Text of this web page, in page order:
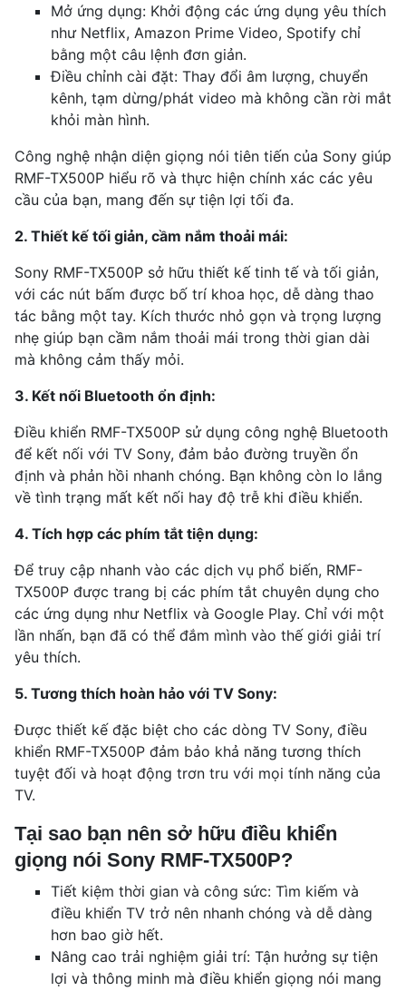
Mở ứng dụng: Khởi động các ứng dụng yêu thích
như Netflix, Amazon Prime Video, Spotify chỉ
bằng một câu lệnh đơn giản.
Điều chỉnh cài đặt: Thay đổi âm lượng, chuyển
kênh, tạm dừng/phát video mà không cần rời mắt
khỏi màn hình.
Công nghệ nhận diện giọng nói tiên tiến của Sony giúp
RMF-TX500P hiểu rõ và thực hiện chính xác các yêu
cầu của bạn, mang đến sự tiện lợi tối đa.
2. Thiết kế tối giản, cầm nắm thoải mái:
Sony RMF-TX500P sở hữu thiết kế tinh tế và tối giản,
với các nút bấm được bố trí khoa học, dễ dàng thao
tác bằng một tay. Kích thước nhỏ gọn và trọng lượng
nhẹ giúp bạn cầm nắm thoải mái trong thời gian dài
mà không cảm thấy mỏi.
3. Kết nối Bluetooth ổn định:
Điều khiển RMF-TX500P sử dụng công nghệ Bluetooth
để kết nối với TV Sony, đảm bảo đường truyền ổn
định và phản hồi nhanh chóng. Bạn không còn lo lắng
về tình trạng mất kết nối hay độ trễ khi điều khiển.
4. Tích hợp các phím tắt tiện dụng:
Để truy cập nhanh vào các dịch vụ phổ biến, RMF-
TX500P được trang bị các phím tắt chuyên dụng cho
các ứng dụng như Netflix và Google Play. Chỉ với một
lần nhấn, bạn đã có thể đắm mình vào thế giới giải trí
yêu thích.
5. Tương thích hoàn hảo với TV Sony:
Được thiết kế đặc biệt cho các dòng TV Sony, điều
khiển RMF-TX500P đảm bảo khả năng tương thích
tuyệt đối và hoạt động trơn tru với mọi tính năng của
TV.
Tại sao bạn nên sở hữu điều khiển
giọng nói Sony RMF-TX500P?
Tiết kiệm thời gian và công sức: Tìm kiếm và
điều khiển TV trở nên nhanh chóng và dễ dàng
hơn bao giờ hết.
Nâng cao trải nghiệm giải trí: Tận hưởng sự tiện
lợi và thông minh mà điều khiển giọng nói mang